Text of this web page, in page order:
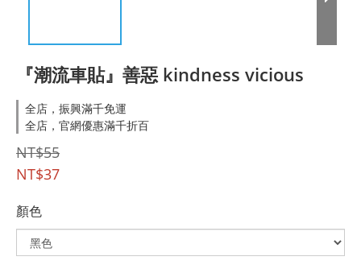
『潮流車貼』善惡 kindness vicious
全店，振興滿千免運
全店，官網優惠滿千折百
NT$55
NT$37
顏色